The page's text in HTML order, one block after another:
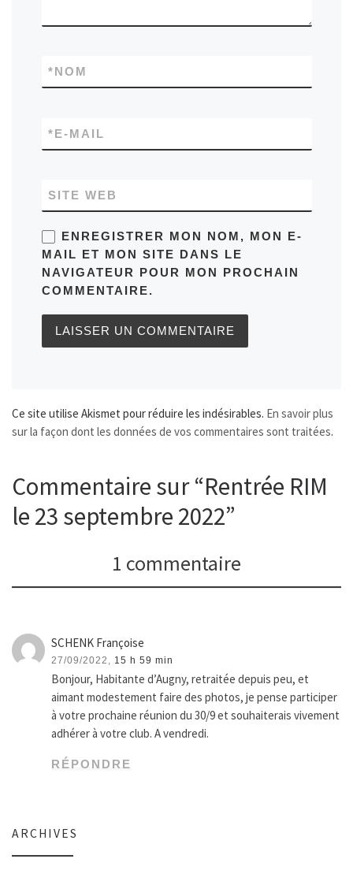
NOM
*
E-MAIL
*
SITE WEB
ENREGISTRER MON NOM, MON E-
MAIL ET MON SITE DANS LE
NAVIGATEUR POUR MON PROCHAIN
COMMENTAIRE.
Ce site utilise Akismet pour réduire les indésirables. En savoir plus
sur la façon dont les données de vos commentaires sont traitées.
Commentaire sur “Rentrée RIM
le 23 septembre 2022”
1 commentaire
SCHENK Françoise
27/09/2022, 15 h 59 min
Bonjour, Habitante d’Augny, retraitée depuis peu, et
aimant modestement faire des photos, je pense participer
à votre prochaine réunion du 30/9 et souhaiterais vivement
adhérer à votre club. A vendredi.
RÉPONDRE
ARCHIVES